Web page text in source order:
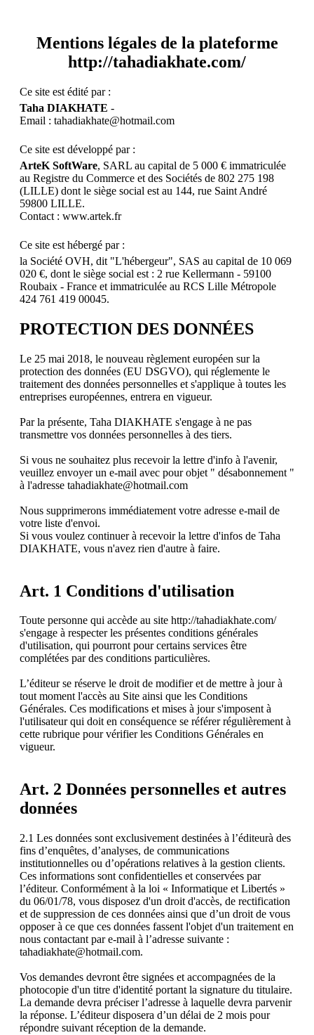
Mentions légales de la plateforme
http://tahadiakhate.com/
Ce site est édité par :
Taha DIAKHATE -
Email : tahadiakhate@hotmail.com
Ce site est développé par :
ArteK SoftWare, SARL au capital de 5 000 € immatriculée
au Registre du Commerce et des Sociétés de 802 275 198
(LILLE) dont le siège social est au 144, rue Saint André
59800 LILLE.
Contact : www.artek.fr
Ce site est hébergé par :
la Société OVH, dit "L'hébergeur", SAS au capital de 10 069
020 €, dont le siège social est : 2 rue Kellermann - 59100
Roubaix - France et immatriculée au RCS Lille Métropole
424 761 419 00045.
PROTECTION DES DONNÉES
Le 25 mai 2018, le nouveau règlement européen sur la
protection des données (EU DSGVO), qui réglemente le
traitement des données personnelles et s'applique à toutes les
entreprises européennes, entrera en vigueur.
Par la présente, Taha DIAKHATE s'engage à ne pas
transmettre vos données personnelles à des tiers.
Si vous ne souhaitez plus recevoir la lettre d'info à l'avenir,
veuillez envoyer un e-mail avec pour objet " désabonnement "
à l'adresse tahadiakhate@hotmail.com
Nous supprimerons immédiatement votre adresse e-mail de
votre liste d'envoi.
Si vous voulez continuer à recevoir la lettre d'infos de Taha
DIAKHATE, vous n'avez rien d'autre à faire.
Art. 1 Conditions d'utilisation
Toute personne qui accède au site http://tahadiakhate.com/
s'engage à respecter les présentes conditions générales
d'utilisation, qui pourront pour certains services être
complétées par des conditions particulières.
L’éditeur se réserve le droit de modifier et de mettre à jour à
tout moment l'accès au Site ainsi que les Conditions
Générales. Ces modifications et mises à jour s'imposent à
l'utilisateur qui doit en conséquence se référer régulièrement à
cette rubrique pour vérifier les Conditions Générales en
vigueur.
Art. 2 Données personnelles et autres
données
2.1 Les données sont exclusivement destinées à l’éditeurà des
fins d’enquêtes, d’analyses, de communications
institutionnelles ou d’opérations relatives à la gestion clients.
Ces informations sont confidentielles et conservées par
l’éditeur. Conformément à la loi « Informatique et Libertés »
du 06/01/78, vous disposez d'un droit d'accès, de rectification
et de suppression de ces données ainsi que d’un droit de vous
opposer à ce que ces données fassent l'objet d'un traitement en
nous contactant par e-mail à l’adresse suivante :
tahadiakhate@hotmail.com.
Vos demandes devront être signées et accompagnées de la
photocopie d'un titre d'identité portant la signature du titulaire.
La demande devra préciser l’adresse à laquelle devra parvenir
la réponse. L’éditeur disposera d’un délai de 2 mois pour
répondre suivant réception de la demande.